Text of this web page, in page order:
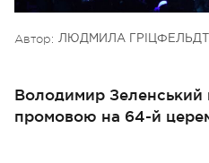
Автор: ЛЮДМИЛА ГРІЦФЕЛЬДТ
Володимир Зеленський
промовою на 64-й